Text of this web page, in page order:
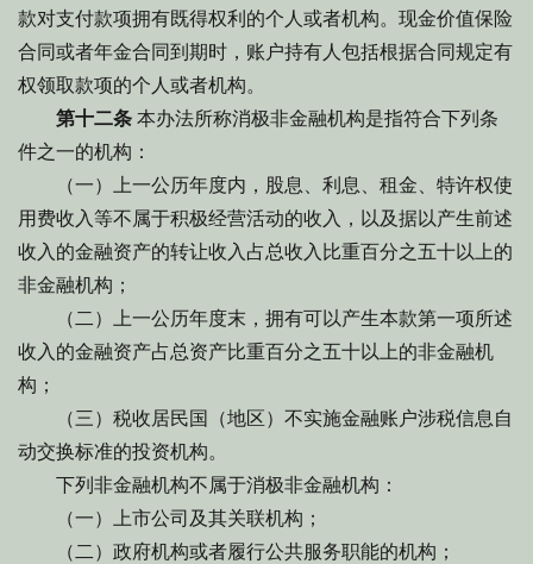
款对支付款项拥有既得权利的个人或者机构。现金价值保险
合同或者年金合同到期时，账户持有人包括根据合同规定有
权领取款项的个人或者机构。
第十二条 本办法所称消极非金融机构是指符合下列条
件之一的机构：
（一）上一公历年度内，股息、利息、租金、特许权使
用费收入等不属于积极经营活动的收入，以及据以产生前述
收入的金融资产的转让收入占总收入比重百分之五十以上的
非金融机构；
（二）上一公历年度末，拥有可以产生本款第一项所述
收入的金融资产占总资产比重百分之五十以上的非金融机
构；
（三）税收居民国（地区）不实施金融账户涉税信息自
动交换标准的投资机构。
下列非金融机构不属于消极非金融机构：
（一）上市公司及其关联机构；
（二）政府机构或者履行公共服务职能的机构；